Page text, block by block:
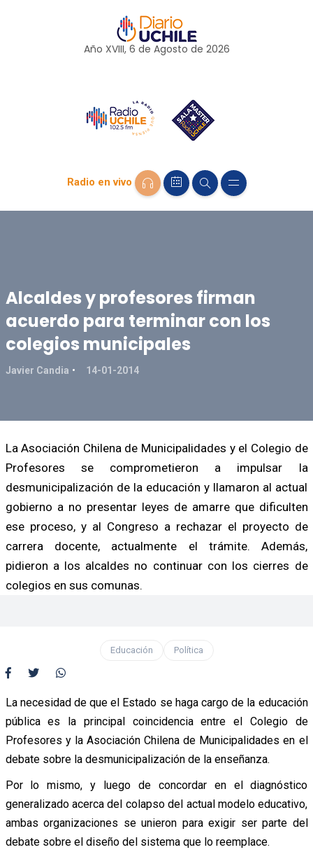
Año XVIII, 6 de Agosto de 2026
Radio en vivo
Alcaldes y profesores firman
acuerdo para terminar con los
colegios municipales
Javier Candia 14-01-2014
La Asociación Chilena de Municipalidades y el Colegio de
Profesores se comprometieron a impulsar la
desmunicipalización de la educación y llamaron al actual
gobierno a no presentar leyes de amarre que dificulten
ese proceso, y al Congreso a rechazar el proyecto de
carrera docente, actualmente el trámite. Además,
pidieron a los alcaldes no continuar con los cierres de
colegios en sus comunas.
Educación Política
La necesidad de que el Estado se haga cargo de la educación
pública es la principal coincidencia entre el Colegio de
Profesores y la Asociación Chilena de Municipalidades en el
debate sobre la desmunicipalización de la enseñanza.
Por lo mismo, y luego de concordar en el diagnóstico
generalizado acerca del colapso del actual modelo educativo,
ambas organizaciones se unieron para exigir ser parte del
debate sobre el diseño del sistema que lo reemplace.